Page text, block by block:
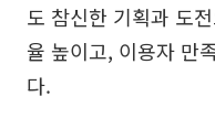
도 참신한 기획과 도
율 높이고, 이용자 만
다.